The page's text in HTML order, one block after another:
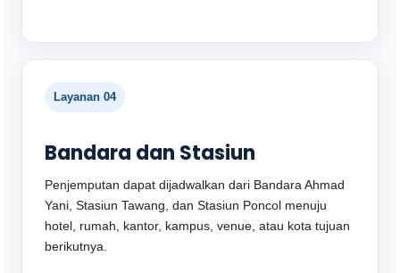
Layanan 04
Bandara dan Stasiun
Penjemputan dapat dijadwalkan dari Bandara Ahmad
Yani, Stasiun Tawang, dan Stasiun Poncol menuju
hotel, rumah, kantor, kampus, venue, atau kota tujuan
berikutnya.